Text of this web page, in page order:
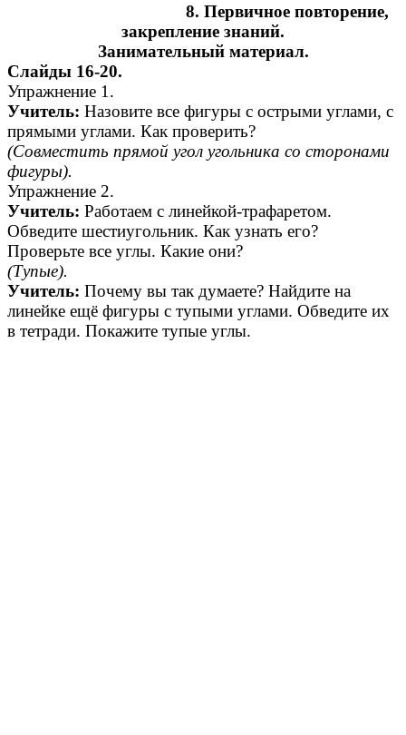
8. Первичное повторение,
закрепление знаний.
Занимательный материал.
Слайды 16-20.
Упражнение 1.
Учитель: Назовите все фигуры с острыми углами, с
прямыми углами. Как проверить?
(Совместить прямой угол угольника со сторонами
фигуры).
Упражнение 2.
Учитель: Работаем с линейкой-трафаретом.
Обведите шестиугольник. Как узнать его?
Проверьте все углы. Какие они?
(Тупые).
Учитель: Почему вы так думаете? Найдите на
линейке ещё фигуры с тупыми углами. Обведите их
в тетради. Покажите тупые углы.